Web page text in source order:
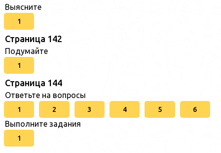
Выясните
1
Страница 142
Подумайте
1
Страница 144
Ответьте на вопросы
1 2 3 4 5 6
Выполните задания
1